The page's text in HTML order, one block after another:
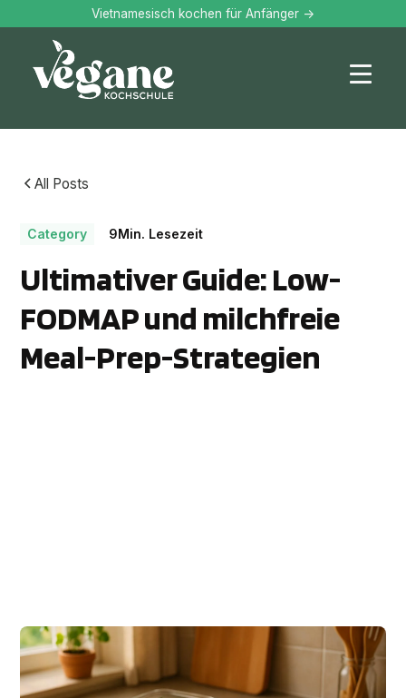
Vietnamesisch kochen für Anfänger ->
All Posts
Category 9Min. Lesezeit
Ultimativer Guide: Low-
FODMAP und milchfreie
Meal-Prep-Strategien